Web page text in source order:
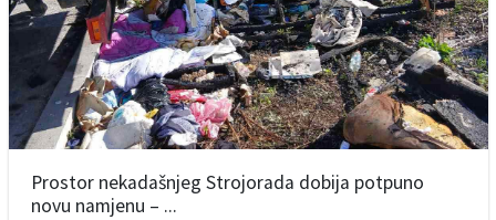
Prostor nekadašnjeg Strojorada dobija potpuno
novu namjenu – ...